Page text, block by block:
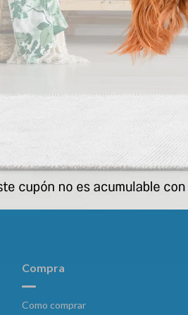
Raza Gato Castrado X 10 Kg
Compra
Como comprar